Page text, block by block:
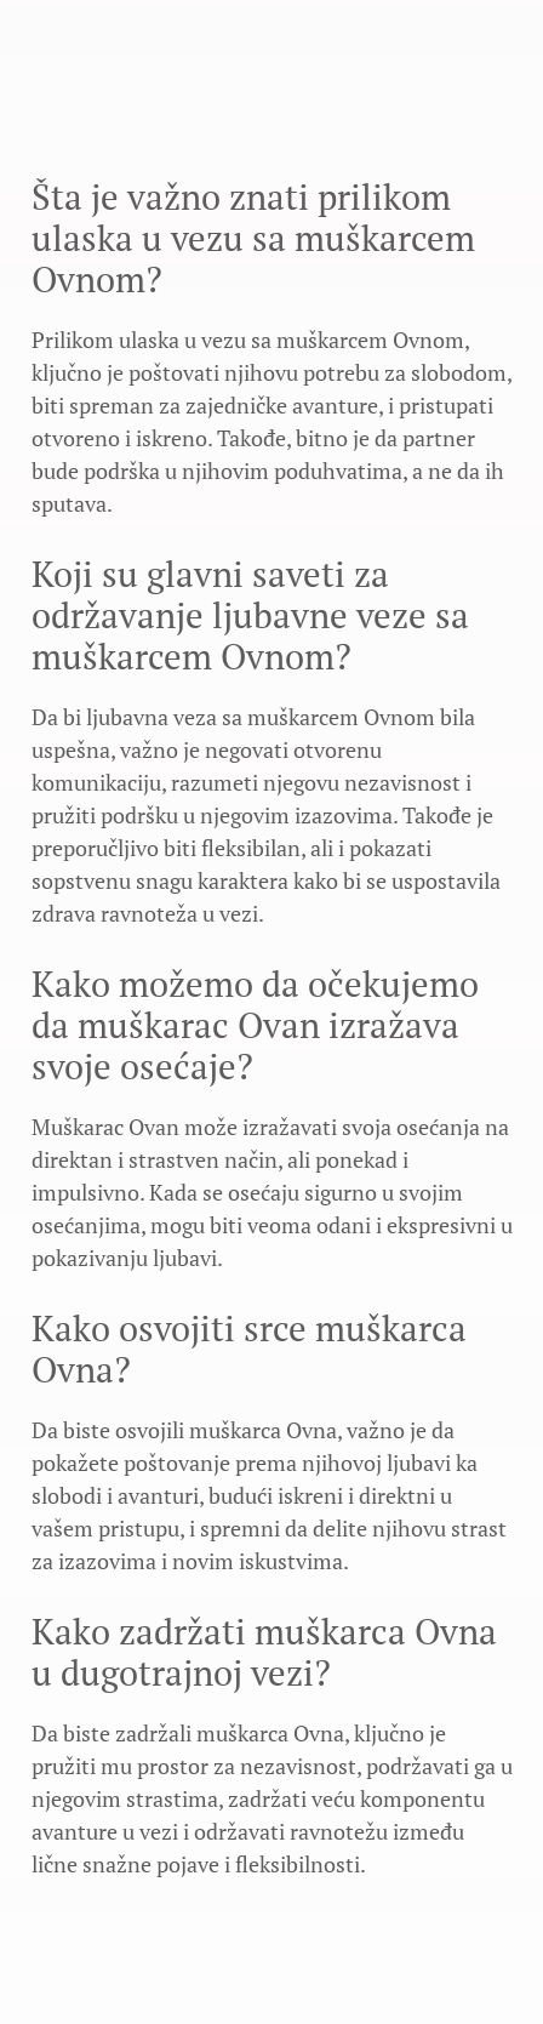
Šta je važno znati prilikom
ulaska u vezu sa muškarcem
Ovnom?
Prilikom ulaska u vezu sa muškarcem Ovnom,
ključno je poštovati njihovu potrebu za slobodom,
biti spreman za zajedničke avanture, i pristupati
otvoreno i iskreno. Takođe, bitno je da partner
bude podrška u njihovim poduhvatima, a ne da ih
sputava.
Koji su glavni saveti za
održavanje ljubavne veze sa
muškarcem Ovnom?
Da bi ljubavna veza sa muškarcem Ovnom bila
uspešna, važno je negovati otvorenu
komunikaciju, razumeti njegovu nezavisnost i
pružiti podršku u njegovim izazovima. Takođe je
preporučljivo biti fleksibilan, ali i pokazati
sopstvenu snagu karaktera kako bi se uspostavila
zdrava ravnoteža u vezi.
Kako možemo da očekujemo
da muškarac Ovan izražava
svoje osećaje?
Muškarac Ovan može izražavati svoja osećanja na
direktan i strastven način, ali ponekad i
impulsivno. Kada se osećaju sigurno u svojim
osećanjima, mogu biti veoma odani i ekspresivni u
pokazivanju ljubavi.
Kako osvojiti srce muškarca
Ovna?
Da biste osvojili muškarca Ovna, važno je da
pokažete poštovanje prema njihovoj ljubavi ka
slobodi i avanturi, budući iskreni i direktni u
vašem pristupu, i spremni da delite njihovu strast
za izazovima i novim iskustvima.
Kako zadržati muškarca Ovna
u dugotrajnoj vezi?
Da biste zadržali muškarca Ovna, ključno je
pružiti mu prostor za nezavisnost, podržavati ga u
njegovim strastima, zadržati veću komponentu
avanture u vezi i održavati ravnotežu između
lične snažne pojave i fleksibilnosti.